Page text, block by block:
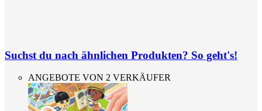
Suchst du nach ähnlichen Produkten? So geht's!
ANGEBOTE VON 2 VERKÄUFER